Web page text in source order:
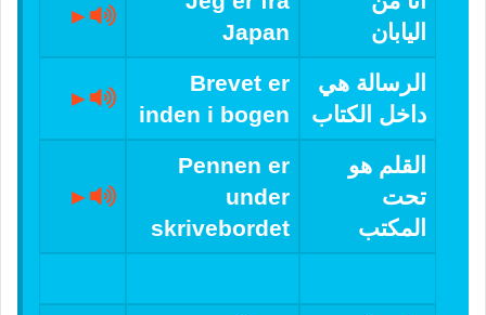
اليابان
Japan
►
الرسالة هي
داخل الكتاب
Brevet er
inden i bogen
►
القلم هو
تحت
المكتب
Pennen er
under
skrivebordet
►